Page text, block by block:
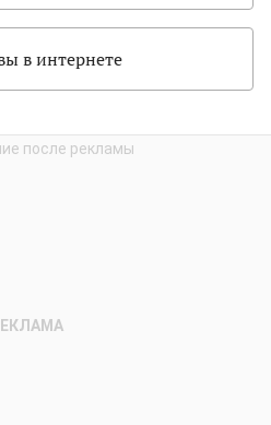
в интернете